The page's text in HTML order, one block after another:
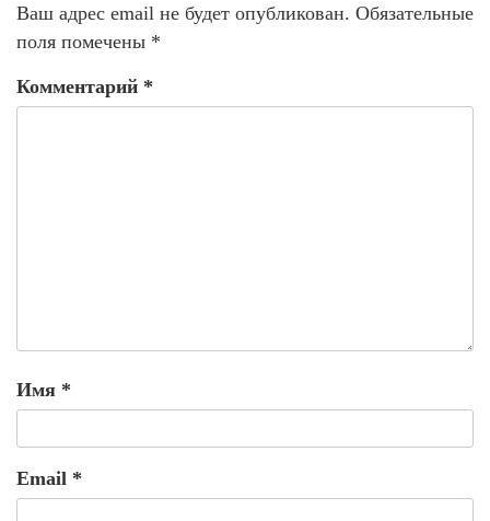
Ваш адрес email не будет опубликован. Обязательные
поля помечены *
Комментарий *
Имя *
Email *